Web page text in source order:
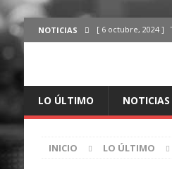
NOTICIAS [ 6 octubre, 2024 ]
ÚLTIMO
ÚLTIMO
LO ÚLTIMO NOTICIAS
INICIO LO ÚLTIMO